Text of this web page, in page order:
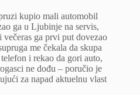
kupio mali automobil
ga u Ljubinje na servis,
ga prvi put dovezao
me čekala da skupa
i rekao da gori auto,
ne dođu – poručio je
za napad aktuelnu vlast